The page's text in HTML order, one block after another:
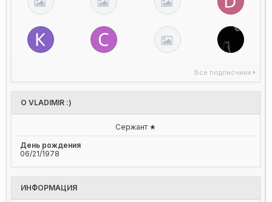
Все подписчики
О VLADIMIR :)
Сержант ★
День рождения
06/21/1978
ИНФОРМАЦИЯ